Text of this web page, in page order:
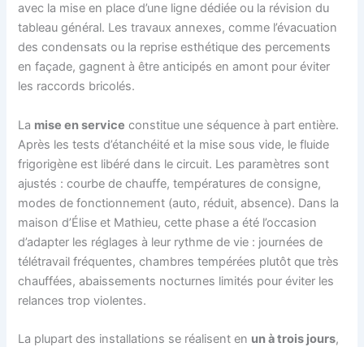
avec la mise en place d’une ligne dédiée ou la révision du
tableau général. Les travaux annexes, comme l’évacuation
des condensats ou la reprise esthétique des percements
en façade, gagnent à être anticipés en amont pour éviter
les raccords bricolés.
La mise en service constitue une séquence à part entière.
Après les tests d’étanchéité et la mise sous vide, le fluide
frigorigène est libéré dans le circuit. Les paramètres sont
ajustés : courbe de chauffe, températures de consigne,
modes de fonctionnement (auto, réduit, absence). Dans la
maison d’Élise et Mathieu, cette phase a été l’occasion
d’adapter les réglages à leur rythme de vie : journées de
télétravail fréquentes, chambres tempérées plutôt que très
chauffées, abaissements nocturnes limités pour éviter les
relances trop violentes.
La plupart des installations se réalisent en un à trois jours,